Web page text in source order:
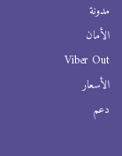
مدونة
الأمان
Viber Out
الأسعار
دعم